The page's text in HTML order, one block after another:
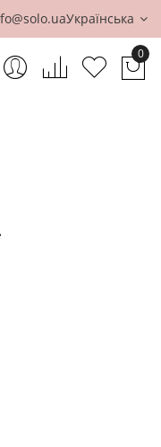
Українська
0